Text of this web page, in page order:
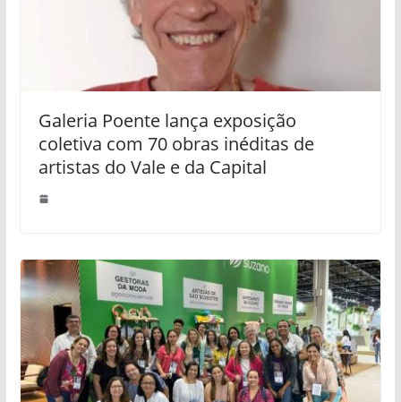
Galeria Poente lança exposição
coletiva com 70 obras inéditas de
artistas do Vale e da Capital